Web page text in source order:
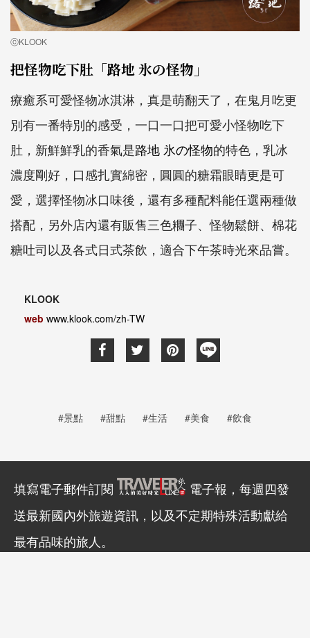
ⓒKLOOK
把怪物吃下肚「路地 氷の怪物」
療癒系可愛怪物冰淇淋，真是萌翻天了，在鬼月吃更
別有一番特別的感受 ，一口一口把可愛小怪物吃下
肚， 新鮮鮮乳的香氣是路地 氷の怪物的特色，乳冰
濃度剛好，口感扎實綿密，圓圓的糖霜眼睛更是可
愛，選擇怪物冰口味後，還有多種配料能任選兩種做
搭配，另外店內還有販售三色糰子、怪物鬆餅、棉花
糖吐司以及各式日式茶飲，適合下午茶時光來品嘗。
KLOOK
web www.klook.com/zh-TW
#景點 #甜點 #生活 #美食 #飲食
填寫電子郵件訂閱
電子報，每週四發
送最新國內外旅遊資訊，以及不定期特殊活動獻給
最有品味的旅人。